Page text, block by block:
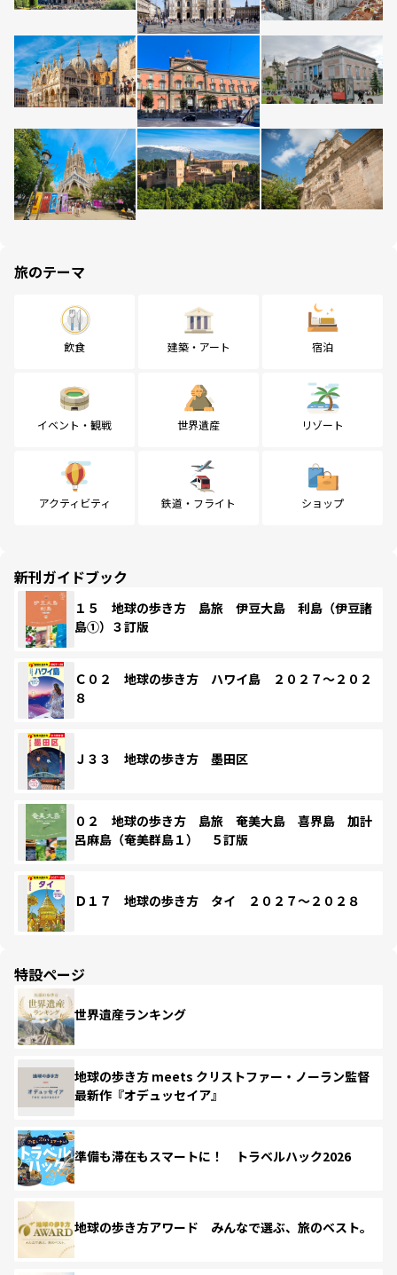
旅のテーマ
飲食 建築・アート 宿泊
イベント・観戦 世界遺産 リゾート
アクティビティ 鉄道・フライト ショップ
新刊ガイドブック
１５ 地球の歩き方 島旅 伊豆大島 利島（伊豆諸
島①）３訂版
Ｃ０２ 地球の歩き方 ハワイ島 ２０２７～２０２
８
Ｊ３３ 地球の歩き方 墨田区
０２ 地球の歩き方 島旅 奄美大島 喜界島 加計
呂麻島（奄美群島１） ５訂版
Ｄ１７ 地球の歩き方 タイ ２０２７～２０２８
特設ページ
世界遺産ランキング
地球の歩き方 meets クリストファー・ノーラン監督
最新作『オデュッセイア』
準備も滞在もスマートに！ トラベルハック2026
地球の歩き方アワード みんなで選ぶ、旅のベスト。